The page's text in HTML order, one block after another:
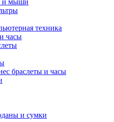
и мыши
техника
часы
браслеты и часы
и сумки